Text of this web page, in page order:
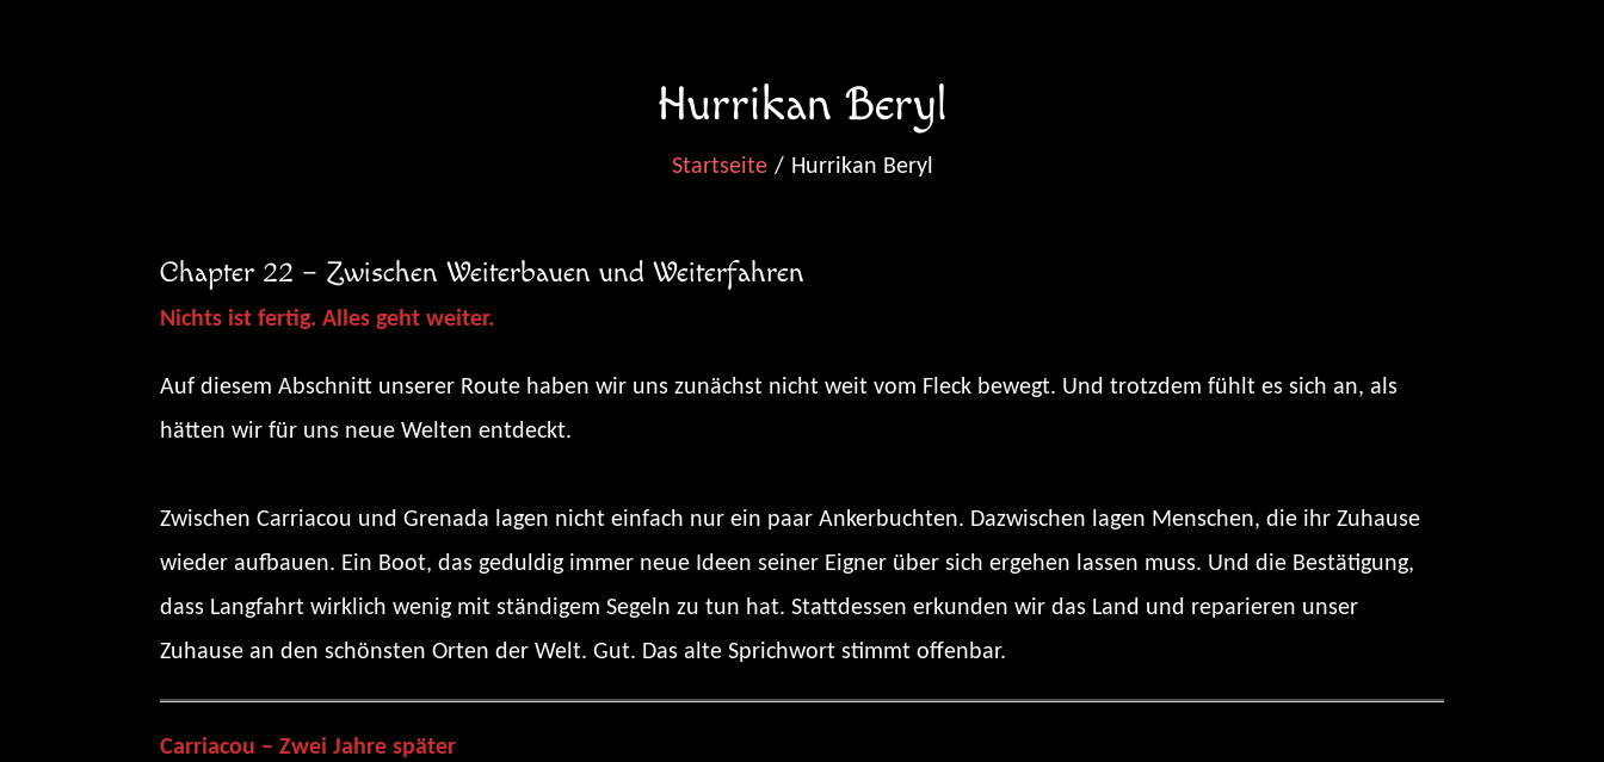
Hurrikan Beryl
Startseite Hurrikan Beryl
Chapter 22 – Zwischen Weiterbauen und Weiterfahren
Nichts ist fertig. Alles geht weiter.
Auf diesem Abschnitt unserer Route haben wir uns zunächst nicht weit vom Fleck bewegt. Und trotzdem fühlt es sich an, als
hätten wir für uns neue Welten entdeckt.
Zwischen Carriacou und Grenada lagen nicht einfach nur ein paar Ankerbuchten. Dazwischen lagen Menschen, die ihr Zuhause
wieder aufbauen. Ein Boot, das geduldig immer neue Ideen seiner Eigner über sich ergehen lassen muss. Und die Bestätigung,
dass Langfahrt wirklich wenig mit ständigem Segeln zu tun hat. Stattdessen erkunden wir das Land und reparieren unser
Zuhause an den schönsten Orten der Welt. Gut. Das alte Sprichwort stimmt offenbar.
Carriacou – Zwei Jahre später